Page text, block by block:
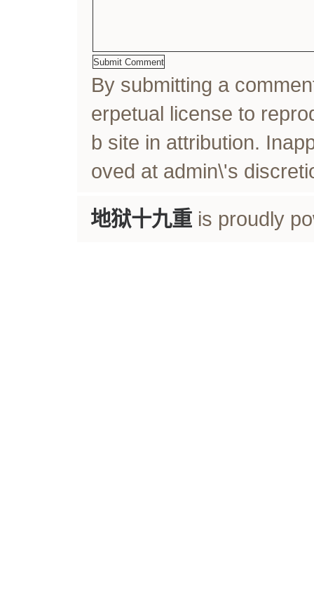
By submitting a
erpetual license to
b site in attribution.
oved at admin\'s
地狱十九重is proudly